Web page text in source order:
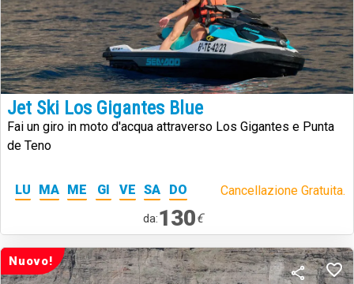
Jet Ski Los Gigantes Blue
Fai un giro in moto d'acqua attraverso Los Gigantes e Punta
de Teno
LU MA ME GI VE SA DO Cancellazione Gratuita.
da:130€
Nuovo!